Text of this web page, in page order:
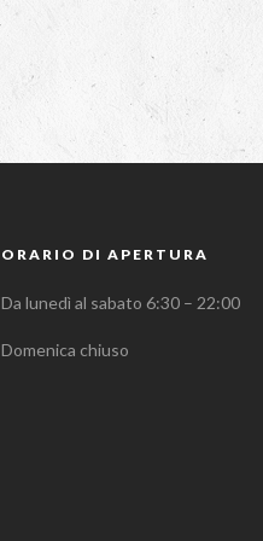
ORARIO DI APERTURA
Da lunedì al sabato 6:30 – 22:00
Domenica chiuso